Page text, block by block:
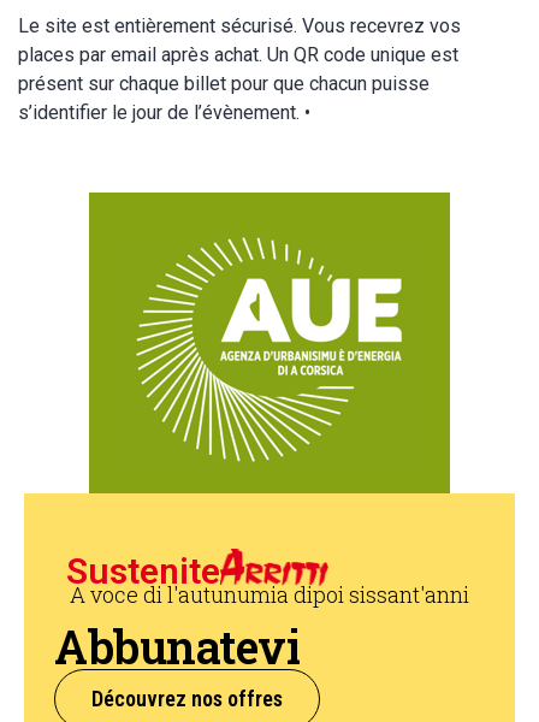
Le site est entièrement sécurisé. Vous recevrez vos
places par email après achat. Un QR code unique est
présent sur chaque billet pour que chacun puisse
s’identifier le jour de l’évènement. •
Sustenite
A voce di l'autunumia dipoi sissant'anni
Abbunatevi
Découvrez nos offres